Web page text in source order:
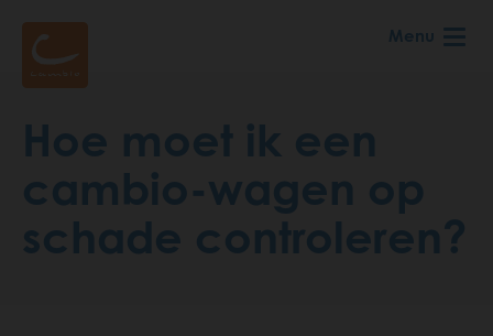
Menu
Hoe moet ik een
cambio-wagen op
schade controleren?